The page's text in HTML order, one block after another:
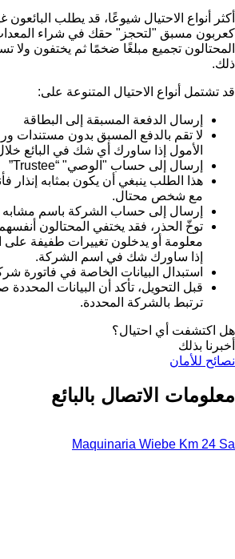
أكثر أنواع الاحتيال شيوعًا، قد يطلب البائعون
كعربون مسبق "لتحجز" حقك في شراء
المحتالون تجميع مبلغًا ضخمًا ثم يختفون ولا
ذلك.
قد تشتمل أنواع الاحتيال المتنوعة على:
إرسال الدفعة المسبقة إلى البطاقة
لا تقم بالدفع المسبق بدون مستندات
الأمول إذا ساورك أي شك في البائع
إرسال إلى حساب "الوصي" “Trustee”
هذا الطلب ينبغي أن يكون بمثابه إنذار
مع شخص محتال.
إرسال إلى حساب الشركة باسم مشابه
توخّ الحذر، فقد يختفي المحتالون
معلومة أو يدخلون تغييرات طفيفة على
إذا ساورك شك في اسم الشركة.
استبدال البيانات الخاصة في فاتورة
قبل التحويل، تأكد أن البيانات المحددة
ترتبط بالشركة المحددة.
هل اكتشفت أي احتيال؟
أخبرنا بذلك
نصائح للأمان
معلومات الاتصال بالبائع
Maquinaria Wiebe Km 24 Sa